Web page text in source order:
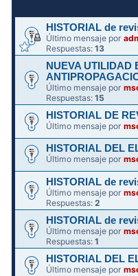
HISTORIAL de
Último mensaje por
Respuestas:13
NUEVA UTILIDAD
Último mensaje por
Respuestas:15
HISTORIAL DE
Último mensaje por
HISTORIAL DEL
Último mensaje por
HISTORIAL de
Último mensaje por
Respuestas:2
HISTORIAL de
Último mensaje por
Respuestas:1
HISTORIAL DEL
Último mensaje por